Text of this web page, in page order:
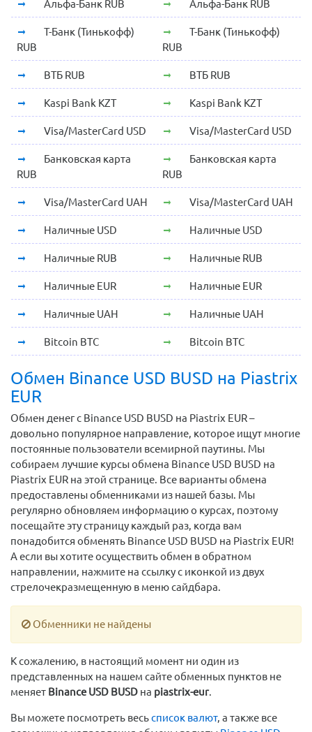
Альфа-Банк RUB Альфа-Банк RUB
Т-Банк (Тинькофф)
RUB
Т-Банк (Тинькофф)
RUB
ВТБ RUB ВТБ RUB
Kaspi Bank KZT Kaspi Bank KZT
Visa/MasterCard USD Visa/MasterCard USD
Банковская карта
RUB
Банковская карта
RUB
Visa/MasterCard UAH Visa/MasterCard UAH
Наличные USD Наличные USD
Наличные RUB Наличные RUB
Наличные EUR Наличные EUR
Наличные UAH Наличные UAH
Bitcoin BTC Bitcoin BTC
Обмен Binance USD BUSD на Piastrix
EUR
Обмен денег с Binance USD BUSD на Piastrix EUR –
довольно популярное направление, которое ищут многие
постоянные пользователи всемирной паутины. Мы
собираем лучшие курсы обмена Binance USD BUSD на
Piastrix EUR на этой странице. Все варианты обмена
предоставлены обменниками из нашей базы. Мы
регулярно обновляем информацию о курсах, поэтому
посещайте эту страницу каждый раз, когда вам
понадобится обменять Binance USD BUSD на Piastrix EUR!
А если вы хотите осуществить обмен в обратном
направлении, нажмите на ссылку с иконкой из двух
стрелочекразмещенную в меню сайдбара.
Обменники не найдены
К сожалению, в настоящий момент ни один из
представленных на нашем сайте обменных пунктов не
меняет Binance USD BUSD на piastrix-eur.
Вы можете посмотреть весьсписок валют, а также все